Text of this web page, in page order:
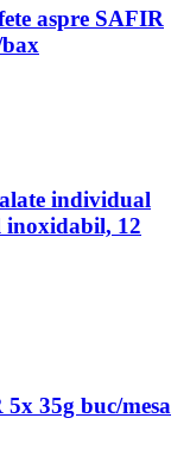
aspre SAFIR
bax
individual
inoxidabil, 12
35g buc/mesa